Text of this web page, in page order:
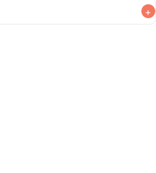
+
す。なるべくお早めにお召